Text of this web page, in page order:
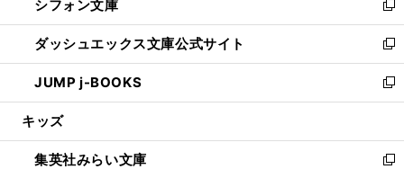
く
で
開
く
ィ
ン
ド
ウ
で
開
い
ウ
ィ
ン
ド
ウ
開
く
シフォン文庫
新
し
い
ウ
ィ
ン
ウ
で
ダッシュエックス文庫公式サイト
新
し
い
ウ
ン
ド
JUMP j-BOOKS
新
し
ウ
ィ
キッズ
集英社みらい文庫
新